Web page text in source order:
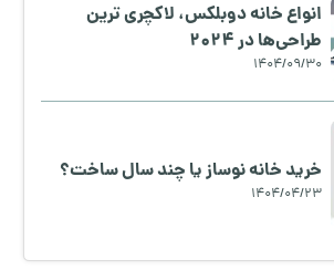
انواع خانه دوبلکس، لاکچری ترین
طراحی‌ها در ۲۰۲۴
1404/09/30
خرید خانه نوساز یا چند سال ساخت؟
1404/04/23